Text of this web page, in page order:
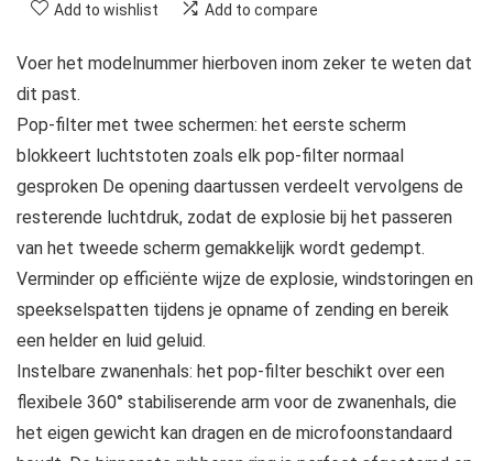
Add to wishlist Add to compare
Voer het modelnummer hierboven inom zeker te weten dat
dit past.
Pop-filter met twee schermen: het eerste scherm
blokkeert luchtstoten zoals elk pop-filter normaal
gesproken De opening daartussen verdeelt vervolgens de
resterende luchtdruk, zodat de explosie bij het passeren
van het tweede scherm gemakkelijk wordt gedempt.
Verminder op efficiënte wijze de explosie, windstoringen en
speekselspatten tijdens je opname of zending en bereik
een helder en luid geluid.
Instelbare zwanenhals: het pop-filter beschikt over een
flexibele 360° stabiliserende arm voor de zwanenhals, die
het eigen gewicht kan dragen en de microfoonstandaard